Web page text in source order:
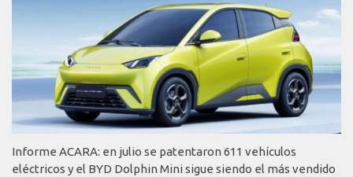
Informe ACARA: en julio se patentaron 611 vehículos
eléctricos y el BYD Dolphin Mini sigue siendo el más vendido